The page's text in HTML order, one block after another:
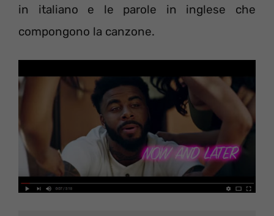
in italiano e le parole in inglese che
compongono la canzone.